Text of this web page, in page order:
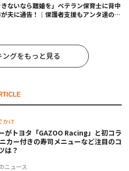
きないなら離婚を」ベテラン保育士に背中
夫に通告！｜保護者支援もアンタ達の仕
ングをもっと見る
かけ
ニュース
がトヨタ「GAZOO Racing」と初コラ
カー付きの寿司メニューなど注目のコ
は？